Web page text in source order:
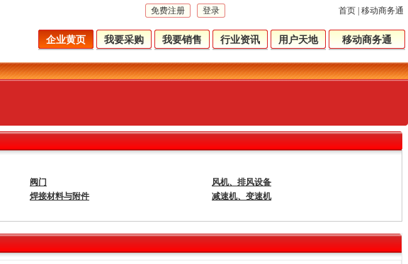
免费注册 登录 首页 移动商务通
企业黄页 我要采购 我要销售 行业资讯 用户天地 移动商务通
阀门
风机、排风设备
焊接材料与附件
减速机、变速机